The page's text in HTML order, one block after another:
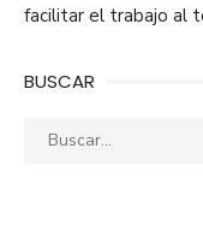
facilitar el trabajo al
BUSCAR
Buscar: